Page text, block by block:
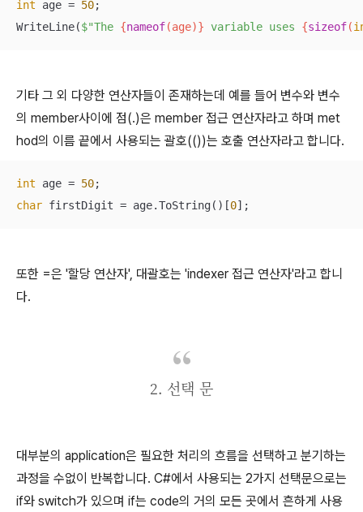
int age = 50;
WriteLine($"The {nameof(age)} variable uses {sizeof(
기타 그 외 다양한 연산자들이 존재하는데 예를 들어 변수와 변수
의 member사이에 점(.)은 member 접근 연산자라고 하며 met
hod의 이름 끝에서 사용되는 괄호(())는 호출 연산자라고 합니다.
int age = 50
char firstDigit = age.ToString()[0];
또한 =은 '할당 연산자', 대괄호는 'indexer 접근 연산자'라고 합니
다.
2. 선택 문
대부분의 application은 필요한 처리의 흐름을 선택하고 분기하는
과정을 수없이 반복합니다. C#에서 사용되는 2가지 선택문으로는
if와 switch가 있으며 if는 code의 거의 모든 곳에서 흔하게 사용